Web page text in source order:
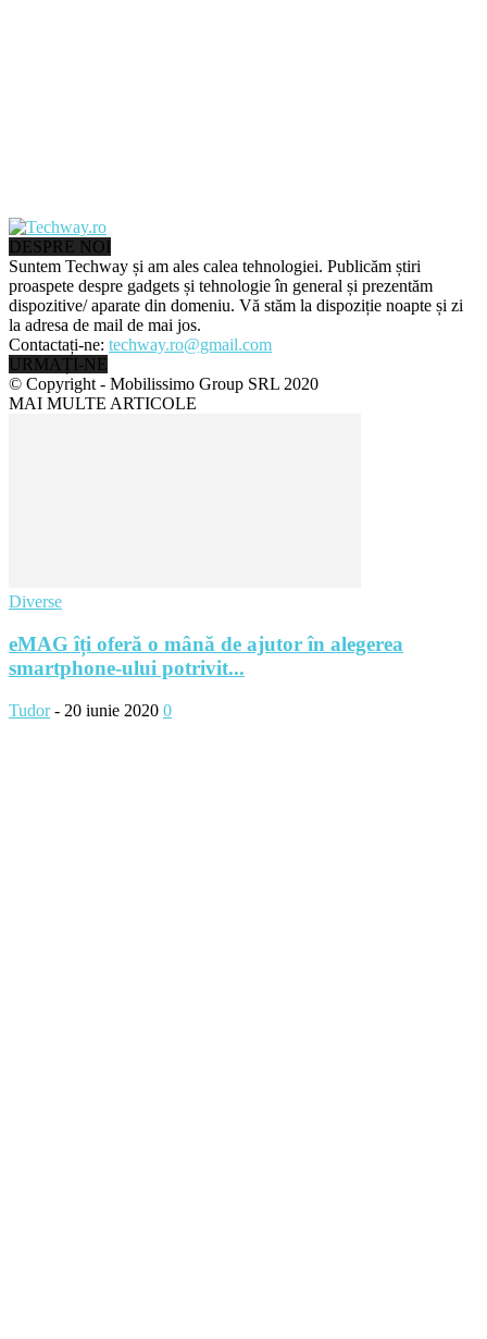
DESPRE NOI
Suntem Techway și am ales calea tehnologiei. Publicăm știri
proaspete despre gadgets și tehnologie în general și prezentăm
dispozitive/ aparate din domeniu. Vă stăm la dispoziție noapte și zi
la adresa de mail de mai jos.
Contactați-ne: techway.ro@gmail.com
URMAȚI-NE
© Copyright - Mobilissimo Group SRL 2020
MAI MULTE ARTICOLE
Diverse
eMAG îți oferă o mână de ajutor în alegerea
smartphone-ului potrivit...
Tudor - 20 iunie 2020 0